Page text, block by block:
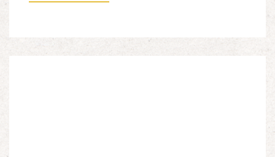
Nouvelles Sources Éditions, 2026. Ils venaient
autres […]